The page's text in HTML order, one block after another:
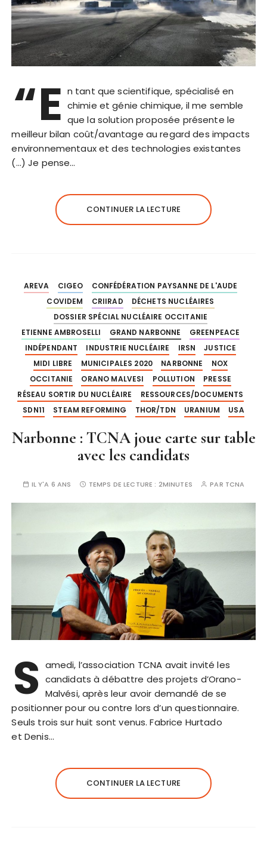
“E n tant que scientifique, spécialisé en
chimie et génie chimique, il me semble
que la solution proposée présente le
meilleur bilan coût/avantage au regard des impacts
environnementaux et des technologies existantes
(…) Je pense…
CONTINUER LA LECTURE
AREVA CIGEO
CONFÉDÉRATION PAYSANNE DE L'AUDE
COVIDEM
CRIIRAD
DÉCHETS NUCLÉAIRES
DOSSIER SPÉCIAL NUCLÉAIRE OCCITANIE
ETIENNE AMBROSELLI
GRAND NARBONNE
GREENPEACE
INDÉPENDANT
INDUSTRIE NUCLÉAIRE IRSN
JUSTICE
MIDI LIBRE
MUNICIPALES 2020 NARBONNE
NOX
OCCITANIE
ORANO MALVESI POLLUTION
PRESSE
RÉSEAU SORTIR DU NUCLÉAIRE
RESSOURCES/DOCUMENTS
SDN11
STEAM REFORMING THOR/TDN URANIUM USA
Narbonne : TCNA joue carte sur table
avec les candidats
IL Y'A 6 ANS TEMPS DE LECTURE : 2MINUTES PAR TCNA
S amedi, l’association TCNA avait invité les
candidats à débattre des projets d’Orano-
Malvési, après leur avoir demandé de se
positionner pour ou contre lors d’un questionnaire.
Seuls trois sur huit sont venus. Fabrice Hurtado
et Denis…
CONTINUER LA LECTURE